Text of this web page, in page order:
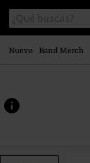
contenido
principal
Buscar
en
el
catálogo
Nuevo Band Merch
www.emp-